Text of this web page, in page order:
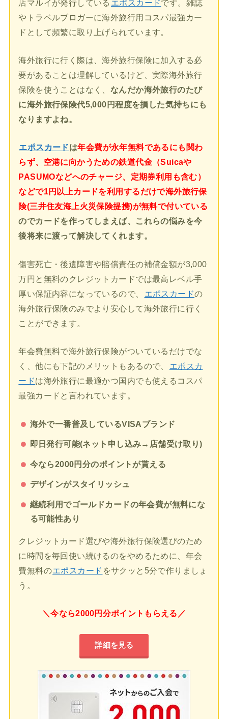
店マルイが発行している エポスカードです。雑誌
やトラベルブロガーに海外旅行用コスパ最強カー
ドとして頻繁に取り上げられています。
海外旅行に行く際は、海外旅行保険に加入する必
要があることは理解しているけど、実際海外旅行
保険を使うことはなく、 なんだか海外旅行のたび
に海外旅行保険代5,000円程度を損した気持ちにも
なりますよね。
エポスカードは年会費が永年無料であるにも関わ
らず、空港に向かうための鉄道代金（Suicaや
PASUMOなどへのチャージ、定期券利用も含む）
などで1円以上カードを利用するだけで海外旅行保
険(三井住友海上火災保険提携)が無料で付いている
のでカードを作ってしまえば、これらの悩みを今
後将来に渡って解決してくれます。
傷害死亡・後遺障害や賠償責任の補償金額が3,000
万円と無料のクレジットカードでは最高レベル手
厚い保証内容になっているので、
エポスカードの
海外旅行保険のみでより安心して海外旅行に行く
ことができます。
年会費無料で海外旅行保険がついているだけでな
く、他にも下記のメリットもあるので、
エポスカ
ードは海外旅行に最適かつ国内でも使えるコスパ
最強カードと言われています。
海外で一番普及しているVISAブランド
即日発行可能(ネット申し込み→店舗受け取り)
今なら2000円分のポイントが貰える
デザインがスタイリッシュ
継続利用でゴールドカードの年会費が無料にな
る可能性あり
クレジットカード選びや海外旅行保険選びのため
に時間を毎回使い続けるのをやめるために、年会
費無料のエポスカード をサクッと5分で作りましょ
う。
＼今なら2000円分ポイントもらえる／
詳細を見る